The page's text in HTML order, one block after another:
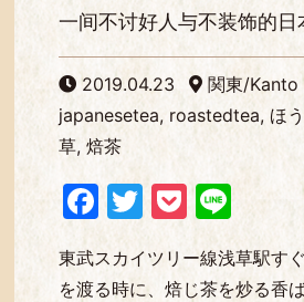
一间不讨好人与不装饰的日
2019.04.23
関東/Kanto
japanesetea, roastedtea, ほ
草, 焙茶
Facebook
Twitter
Pocket
Line
東武スカイツリー線浅草駅す
を渡る時に、焙じ茶を炒る香